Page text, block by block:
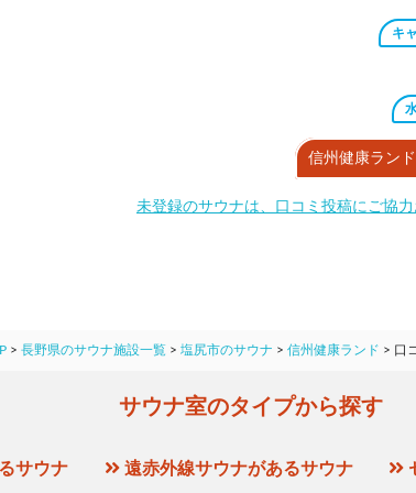
キ
信州健康ラン
未登録のサウナは、口コミ投稿にご協力
> 長野県のサウナ施設一覧 > 塩尻市のサウナ > 信州健康ランド > 口
サウナ室のタイプから探す
サウナ 遠赤外線サウナがあるサウナ